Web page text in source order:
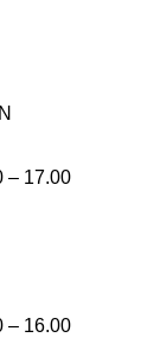
– 17.00
– 16.00